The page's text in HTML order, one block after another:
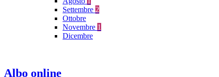
Settembre 2
Ottobre
Novembre 1
Dicembre
Albo online